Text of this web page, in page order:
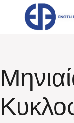
content